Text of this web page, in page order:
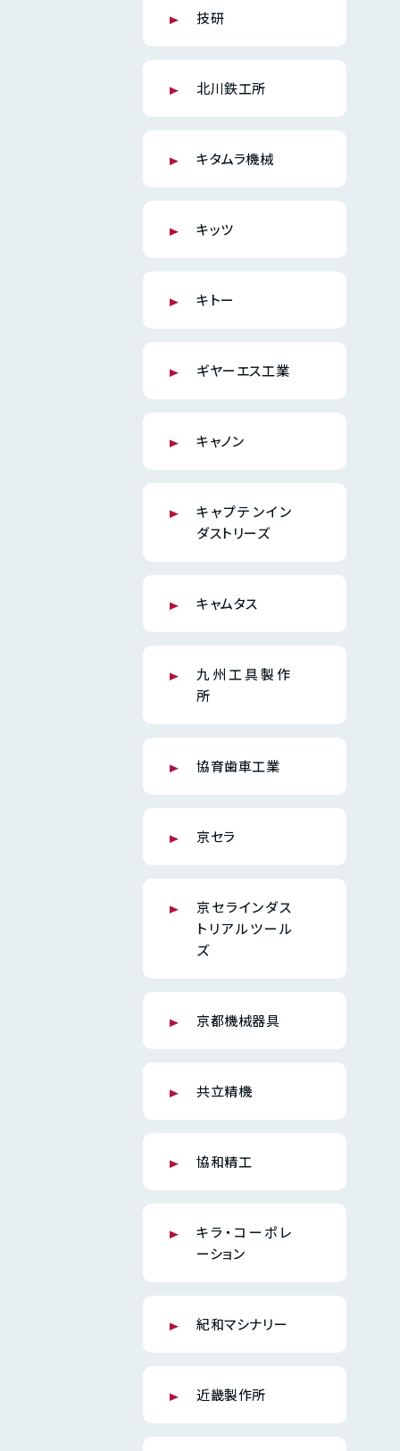
技研
北川鉄工所
キタムラ機械
キッツ
キトー
ギヤーエス工業
キャノン
キャプテンイン
ダストリーズ
キャムタス
九州工具製作
所
協育歯車工業
京セラ
京セラインダス
トリアルツール
ズ
京都機械器具
共立精機
協和精工
キラ・コーポレ
ーション
紀和マシナリー
近畿製作所